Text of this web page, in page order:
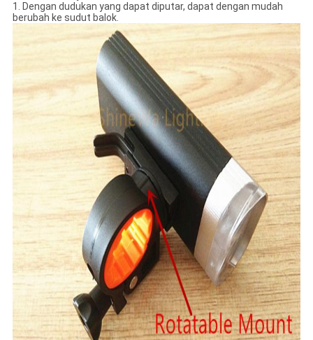
1. Dengan dudukan yang dapat diputar, dapat dengan mudah
berubah ke sudut balok.